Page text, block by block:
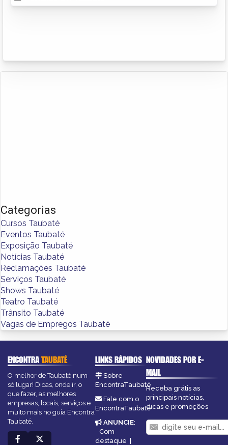
Categorias
Cursos Taubaté
Eventos Taubaté
Exposição Taubaté
Notícias Taubaté
Reclamações Taubaté
Serviços Taubaté
Shows Taubaté
Teatro Taubaté
Trânsito Taubaté
Vagas de Empregos Taubaté
ENCONTRATAUBATÉ
O melhor de Taubaté num
só lugar! Dicas, onde ir, o
que fazer, as melhores
empresas, locais, serviços e
muito mais no guia Encontra
Taubaté.
LINKS RÁPIDOS
Sobre
EncontraTaubaté
Fale com o
EncontraTaubaté
ANUNCIE:
Com
destaque |
NOVIDADES POR E-
MAIL
Receba grátis as
principais notícias,
dicas e promoções